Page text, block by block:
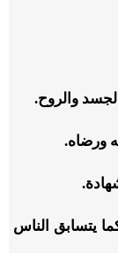
والروح.
ورضاه.
يتسابق الناس